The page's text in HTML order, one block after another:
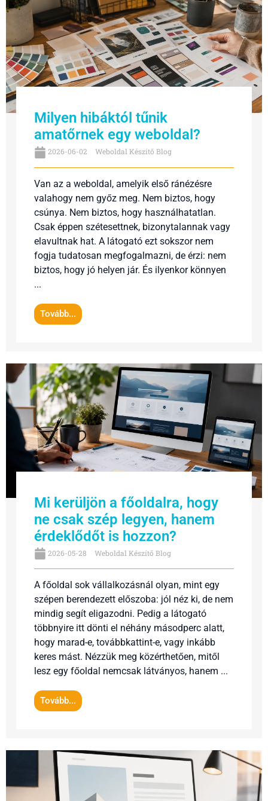
Milyen hibáktól tűnik
amatőrnek egy weboldal?
2026-06-02 Weboldal Készítő Blog
Van az a weboldal, amelyik első ránézésre
valahogy nem győz meg. Nem biztos, hogy
csúnya. Nem biztos, hogy használhatatlan.
Csak éppen szétesettnek, bizonytalannak vagy
elavultnak hat. A látogató ezt sokszor nem
fogja tudatosan megfogalmazni, de érzi: nem
biztos, hogy jó helyen jár. És ilyenkor könnyen
...
Tovább...
Mi kerüljön a főoldalra, hogy
ne csak szép legyen, hanem
érdeklődőt is hozzon?
2026-05-28 Weboldal Készítő Blog
A főoldal sok vállalkozásnál olyan, mint egy
szépen berendezett előszoba: jól néz ki, de nem
mindig segít eligazodni. Pedig a látogató
többnyire itt dönti el néhány másodperc alatt,
hogy marad-e, továbbkattint-e, vagy inkább
keres mást. Nézzük meg közérthetően, mitől
lesz egy főoldal nemcsak látványos, hanem ...
Tovább...